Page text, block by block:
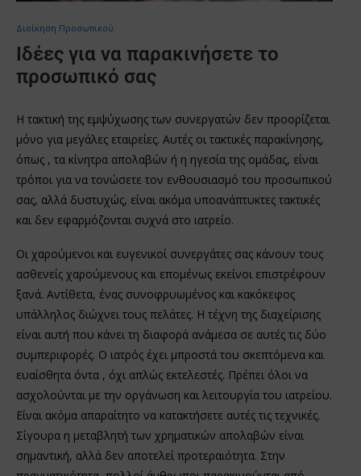
Διοίκηση Προσωπικού
Ιδέες για να παρακινήσετε το
προσωπικό σας
Η τακτική της εμψύχωσης των συνεργατών δεν προορίζεται
μόνο για μεγάλες εταιρείες. Αυτές οι τακτικές παρακίνησης,
όπως , τα κίνητρα απολαβών ή η ηγεσία της ομάδας, είναι
τρόποι για να τονώσετε τον ενθουσιασμό του προσωπικού
σας, αλλά δυστυχώς, είναι ακόμα υποανάπτυκτες τακτικές
και δεν εφαρμόζονται συχνά στο ιατρείο.
Οι χαρούμενοι και ευγενικοί συνεργάτες σας κάνουν τους
ασθενείς χαρούμενους και επομένως εκείνοι επιστρέφουν
ξανά. Αντίθετα, ένας συνοφρυωμένος και κακόκεφος
υπάλληλος διώχνει τους πελάτες. Η τέχνη της διαχείρισης
είναι αυτή που κάνει τη διαφορά ανάμεσα σε αυτές τις δύο
συμπεριφορές. Ο ιατρός έχει μπροστά του σκεπτόμενα και
ευαίσθητα όντα , όχι απλώς εκτελεστές. Πρέπει όλοι να
ασχολούνται με την οργάνωση και λειτουργία του ιατρείου.
Είναι ακόμα απαραίτητο να κατακτήσετε αυτές τις τεχνικές.
Σίγουρα η μεταβλητή των χρηματικών απολαβών είναι
σημαντική, αλλά δεν αποτελεί προτεραιότητα. Στην